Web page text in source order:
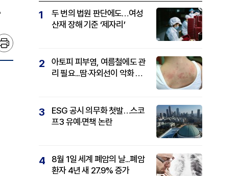
1
두 번의 법원 판단에도…여성
산재 장해 기준 ‘제자리’
2
아토피 피부염, 여름철에도 관
리 필요...땀·자외선이 악화 요
3
ESG 공시 의무화 첫발…스코
프3 유예·면책 논란
4
8월 1일 세계 폐암의 날...폐암
환자 4년 새 27.9% 증가